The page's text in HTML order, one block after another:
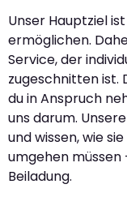
Unser Hauptziel
ermöglichen.
Service, der
zugeschnitten ist.
du in Anspruch
uns darum.
und wissen, wie
umgehen müssen
Beiladung.